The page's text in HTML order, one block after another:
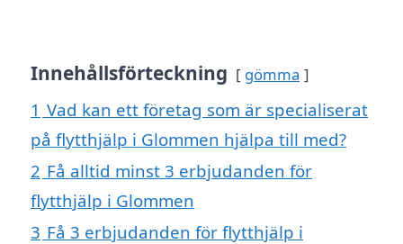
Innehållsförteckning gömma
1 Vad kan ett företag som är specialiserat
på flytthjälp i Glommen hjälpa till med?
2 Få alltid minst 3 erbjudanden för
flytthjälp i Glommen
3 Få 3 erbjudanden för flytthjälp i